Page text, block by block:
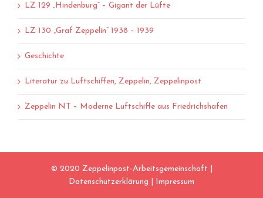
LZ 129 „Hindenburg“ – Gigant der Lüfte
LZ 130 „Graf Zeppelin“ 1938 – 1939
Geschichte
Literatur zu Luftschiffen, Zeppelin, Zeppelinpost
Zeppelin NT – Moderne Luftschiffe aus Friedrichshafen
© 2020 Zeppelinpost-Arbeitsgemeinschaft |
Datenschutzerklärung
Impressum